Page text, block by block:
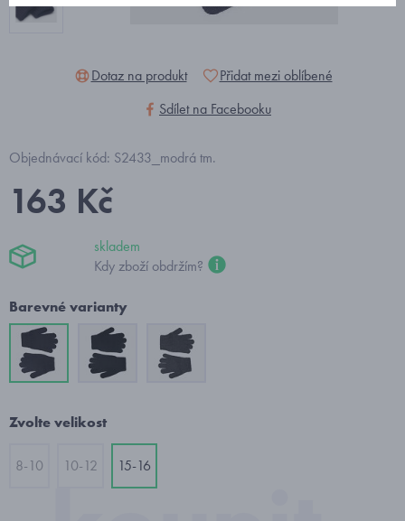
Dotaz na produkt
Přidat mezi oblíbené
Sdílet na Facebooku
Objednávací kód: S2433_modrá tm.
163 Kč
skladem
Kdy zboží obdržím?
Barevné varianty
Zvolte velikost
8-10 10-12 15-16